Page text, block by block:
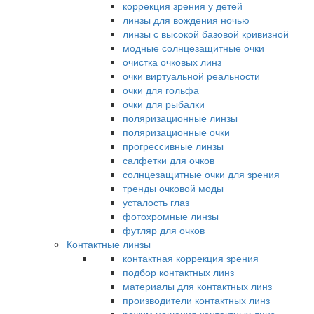
коррекция зрения у детей
линзы для вождения ночью
линзы с высокой базовой кривизной
модные солнцезащитные очки
очистка очковых линз
очки виртуальной реальности
очки для гольфа
очки для рыбалки
поляризационные линзы
поляризационные очки
прогрессивные линзы
салфетки для очков
солнцезащитные очки для зрения
тренды очковой моды
усталость глаз
фотохромные линзы
футляр для очков
Контактные линзы
контактная коррекция зрения
подбор контактных линз
материалы для контактных линз
производители контактных линз